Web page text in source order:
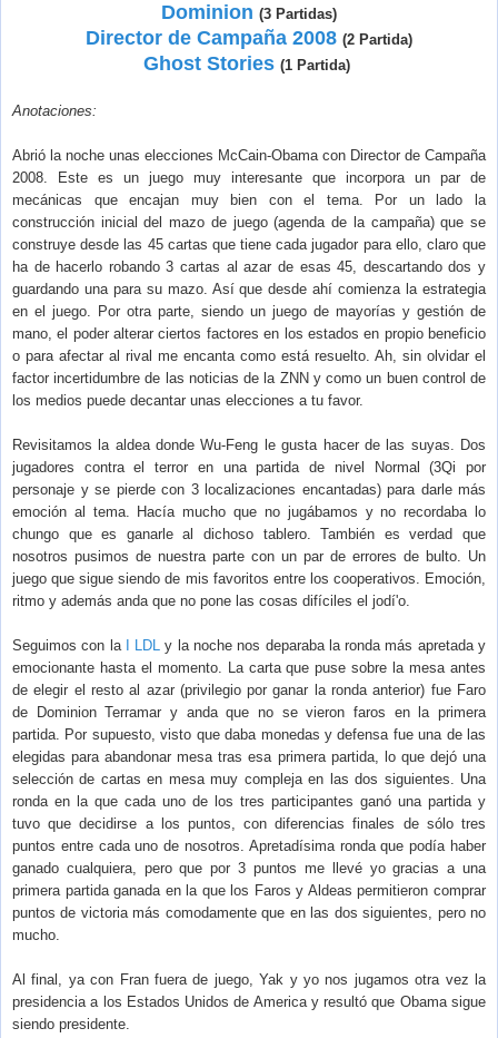
Dominion (3 Partidas)
Director de Campaña 2008 (2 Partida)
Ghost Stories (1 Partida)
Anotaciones:
Abrió la noche unas elecciones McCain-Obama con Director de Campaña
2008. Este es un juego muy interesante que incorpora un par de
mecánicas que encajan muy bien con el tema. Por un lado la
construcción inicial del mazo de juego (agenda de la campaña) que se
construye desde las 45 cartas que tiene cada jugador para ello, claro que
ha de hacerlo robando 3 cartas al azar de esas 45, descartando dos y
guardando una para su mazo. Así que desde ahí comienza la estrategia
en el juego. Por otra parte, siendo un juego de mayorías y gestión de
mano, el poder alterar ciertos factores en los estados en propio beneficio
o para afectar al rival me encanta como está resuelto. Ah, sin olvidar el
factor incertidumbre de las noticias de la ZNN y como un buen control de
los medios puede decantar unas elecciones a tu favor.
Revisitamos la aldea donde Wu-Feng le gusta hacer de las suyas. Dos
jugadores contra el terror en una partida de nivel Normal (3Qi por
personaje y se pierde con 3 localizaciones encantadas) para darle más
emoción al tema. Hacía mucho que no jugábamos y no recordaba lo
chungo que es ganarle al dichoso tablero. También es verdad que
nosotros pusimos de nuestra parte con un par de errores de bulto. Un
juego que sigue siendo de mis favoritos entre los cooperativos. Emoción,
ritmo y además anda que no pone las cosas difíciles el jodí'o.
Seguimos con la I LDL y la noche nos deparaba la ronda más apretada y
emocionante hasta el momento. La carta que puse sobre la mesa antes
de elegir el resto al azar (privilegio por ganar la ronda anterior) fue Faro
de Dominion Terramar y anda que no se vieron faros en la primera
partida. Por supuesto, visto que daba monedas y defensa fue una de las
elegidas para abandonar mesa tras esa primera partida, lo que dejó una
selección de cartas en mesa muy compleja en las dos siguientes. Una
ronda en la que cada uno de los tres participantes ganó una partida y
tuvo que decidirse a los puntos, con diferencias finales de sólo tres
puntos entre cada uno de nosotros. Apretadísima ronda que podía haber
ganado cualquiera, pero que por 3 puntos me llevé yo gracias a una
primera partida ganada en la que los Faros y Aldeas permitieron comprar
puntos de victoria más comodamente que en las dos siguientes, pero no
mucho.
Al final, ya con Fran fuera de juego, Yak y yo nos jugamos otra vez la
presidencia a los Estados Unidos de America y resultó que Obama sigue
siendo presidente.